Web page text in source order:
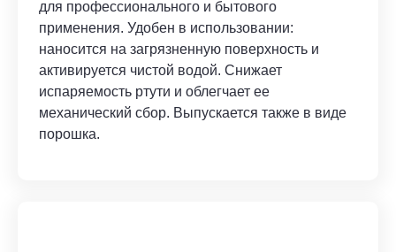
для профессионального и бытового
применения. Удобен в использовании:
наносится на загрязненную поверхность и
активируется чистой водой. Снижает
испаряемость ртути и облегчает ее
механический сбор. Выпускается также в виде
порошка.